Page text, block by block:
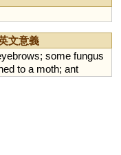
文意義
; some fungus
to a moth; ant